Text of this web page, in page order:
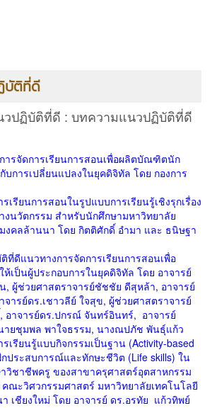
บัติที่ดี
วปฏิบัติที่ดี : บทความแนวปฏิบัติที่ดี
ารจัดการเรียนการสอนเพื่อผลิตบัณฑิตนัก
บการเปลี่ยนแปลงในยุคดิจิทัล โดย กองการ
เรียนการสอนในรูปแบบการเรียนรู้เชิงรุกเรื่อง
งนวัตกรรม สำหรับนักศึกษามหาวิทยาลัย
งคลล้านนา โดย กิตติศักดิ์ อำมา และ ธนิษฐา
ที่ดีแนวทางการจัดการเรียนการสอนเพื่อ
เป็นผู้ประกอบการในยุคดิจิทัล โดย อาจารย์
ผู้ช่วยศาสตราจารย์ชัชชัย ดีสุหล้า, อาจารย์
ารย์ดร.เชาวลีย์ ใจสุข, ผู้ช่วยศาสตราจารย์
อาจารย์ดร.ปกรณ์ จันทร์อินทร์, อาจารย์
ายชุมพล พาใจธรรม, นางณปภัช พันธุ์แก้ว
รเรียนรู้แบบกิจกรรมเป็นฐาน (Activity-based
กประสบการณ์และทักษะชีวิต (Life skills) ใน
วิชาชีพครู ของสาขาครุศาสตร์อุตสาหกรรม
ณะวิศวกรรมศาสตร์ มหาวิทยาลัยเทคโนโลยี
เชียงใหม่ โดย อาจารย์ ดร.อรทัย แก้วทิพย์